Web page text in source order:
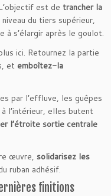
est de trancher la
niveau du tiers supérieur,
à s’élargir après le goulot.
ici. Retournez la partie
et emboîtez-la
par l’effluve, les guêpes
l’intérieur, elles butent
l’étroite sortie centrale
œuvre, solidarisez les
ruban adhésif.
finitions